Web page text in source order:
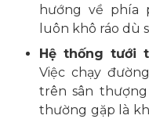
hướng về phía
luôn khô ráo dù
Hệ thống tưới
Việc chạy
trên sân
thường gặp là